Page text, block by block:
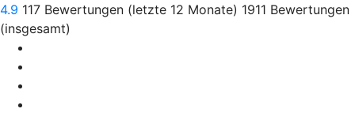
4.9 117 Bewertungen (letzte 12 Monate) 1911 Bewertungen
(insgesamt)